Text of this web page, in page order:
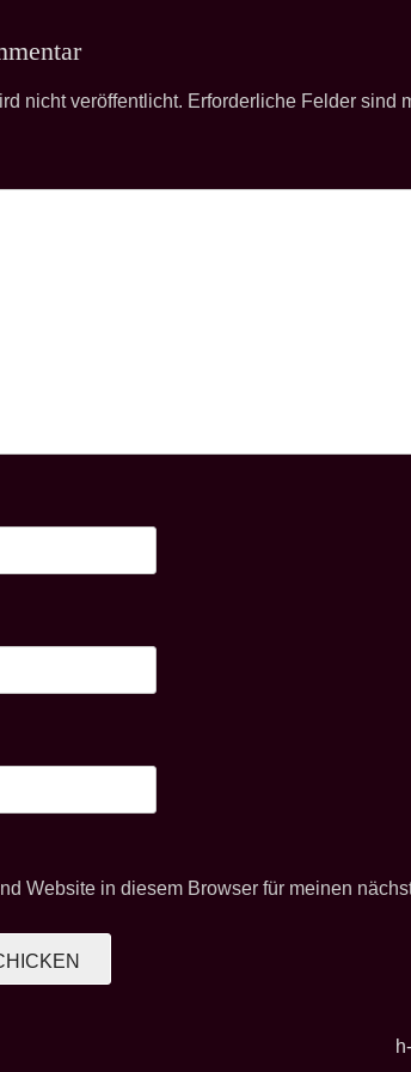
nicht veröffentlicht. Erforderliche Felder sind
Website in diesem Browser für meinen